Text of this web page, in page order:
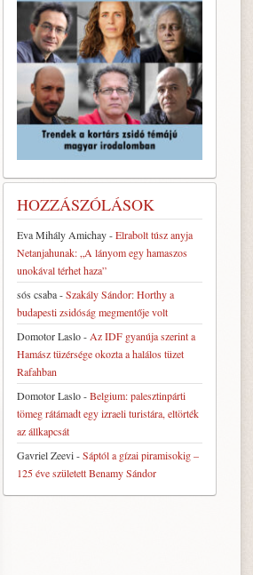
HOZZÁSZÓLÁSOK
Eva Mihály Amichay-Elrabolt túsz anyja
Netanjahunak: „A lányom egy hamaszos
unokával térhet haza”
sós csaba-Szakály Sándor: Horthy a
budapesti zsidóság megmentője volt
Domotor Laslo- Az IDF gyanúja szerint a
Hamász tüzérsége okozta a halálos tüzet
Rafahban
Domotor Laslo-Belgium: palesztinpárti
tömeg rátámadt egy izraeli turistára, eltörték
az állkapcsát
Gavriel Zeevi-Sáptól a gízai piramisokig –
125 éve született Benamy Sándor